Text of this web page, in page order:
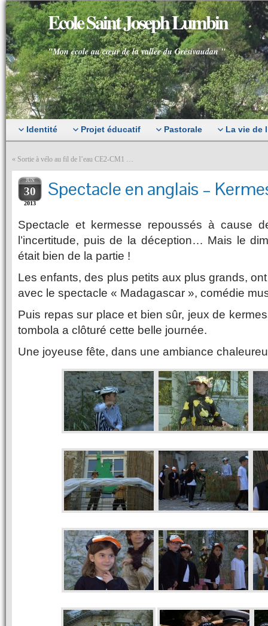
Ecole Saint Joseph Lumbin
"Mon école au cœur de la vallée du Grésivaudan "
Identité Projet éducatif Pastorale La vie de
« Sortie à vélo au fil de l’eau CE2-CM1 …
JUN
30
2013
Spectacle en anglais –
Spectacle et kermesse repoussés à cause
l’incertitude, puis de la déception… Mais le
était bien de la partie !
Les enfants, des plus petits aux plus grands,
avec le spectacle « Madagascar », comédie
Puis repas sur place et bien sûr, jeux de
tombola a clôturé cette belle journée.
Une joyeuse fête, dans une ambiance